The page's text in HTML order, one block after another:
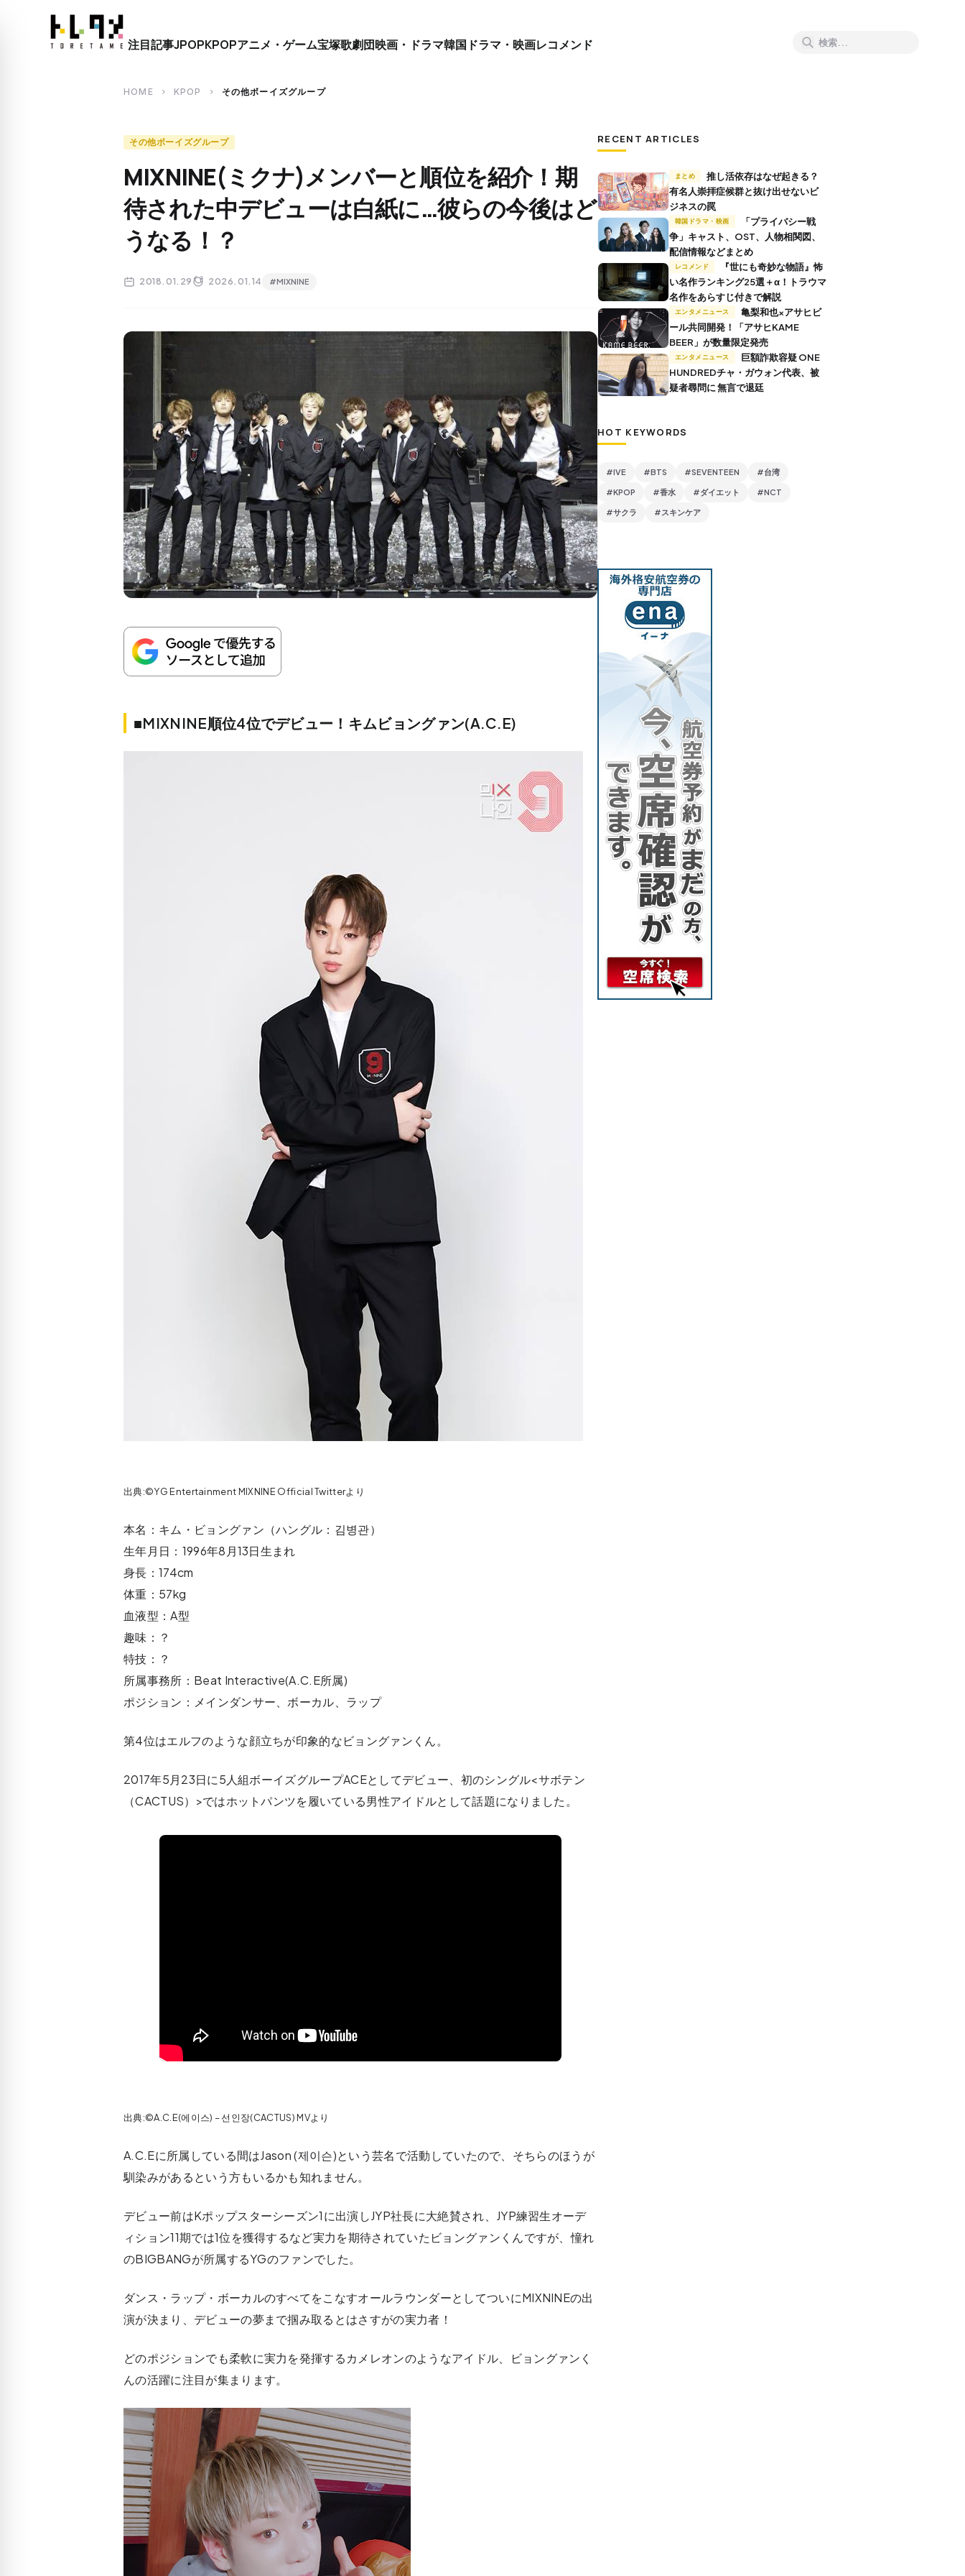
close
注目記事JPOPKPOPアニメ・ゲーム宝塚歌劇団映画・ドラマ韓国ドラマ・映画レコメンド
HOME chevron_right KPOP chevron_right その他ボーイズグループ
その他ボーイズグループ
MIXNINE(ミクナ)メンバーと順位を紹介！期
待された中デビューは白紙に…彼らの今後はど
うなる！？
2018.01.29 2026.01.14 #MIXNINE
■MIXNINE順位4位でデビュー！キムビョングァン(A.C.E)
出典:©YG Entertainment MIXNINE Official Twitterより
本名：キム・ビョングァン（ハングル：김병관）
生年月日：1996年8月13日生まれ
身長：174cm
体重：57kg
血液型：A型
趣味：？
特技：？
所属事務所：Beat Interactive(A.C.E所属)
ポジション：メインダンサー、ボーカル、ラップ
第4位はエルフのような顔立ちが印象的なビョングァンくん。
2017年5月23日に5人組ボーイズグループACEとしてデビュー、初のシングル<サボテン
（CACTUS）>ではホットパンツを履いている男性アイドルとして話題になりました。
出典:©A.C.E(에이스) – 선인장(CACTUS) MVより
A.C.Eに所属している間はJason (제이슨)という芸名で活動していたので、そちらのほうが
馴染みがあるという方もいるかも知れません。
デビュー前はKポップスターシーズン1に出演しJYP社長に大絶賛され、JYP練習生オーデ
ィション11期では1位を獲得するなど実力を期待されていたビョングァンくんですが、憧れ
のBIGBANGが所属するYGのファンでした。
ダンス・ラップ・ボーカルのすべてをこなすオールラウンダーとしてついにMIXNINEの出
演が決まり、デビューの夢まで掴み取るとはさすがの実力者！
どのポジションでも柔軟に実力を発揮するカメレオンのようなアイドル、ビョングァンく
んの活躍に注目が集まります。
RECENT ARTICLES
まとめ
推し活依存はなぜ起きる？
有名人崇拝症候群と抜け出せないビ
ジネスの罠
韓国ドラマ・映画
争」キャスト、OST、人物相関図、
配信情報などまとめ
レコメンド
い名作ランキング25選＋α！トラウマ
名作をあらすじ付きで解説
エンタメニュース
ール共同開発！「アサヒKAME
BEER」が数量限定発売
エンタメニュース
HUNDREDチャ・ガウォン代表、被
疑者尋問に 無言で退廷
HOT KEYWORDS
#IVE #BTS #SEVENTEEN #台湾
#KPOP #香水 #ダイエット #NCT
#サクラ #スキンケア